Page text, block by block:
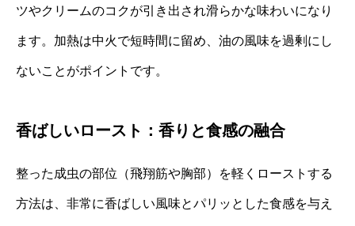
ツやクリームのコクが引き出され滑らかな味わいになり
ます。加熱は中火で短時間に留め、油の風味を過剰にし
ないことがポイントです。
香ばしいロースト：香りと食感の融合
整った成虫の部位（飛翔筋や胸部）を軽くローストする
方法は、非常に香ばしい風味とパリッとした食感を与え